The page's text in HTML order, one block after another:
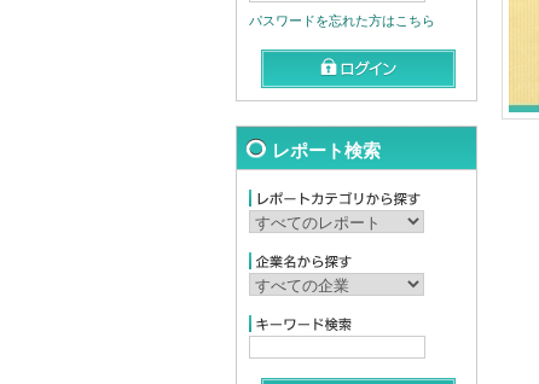
パスワードを忘れた方はこちら
レポート検索